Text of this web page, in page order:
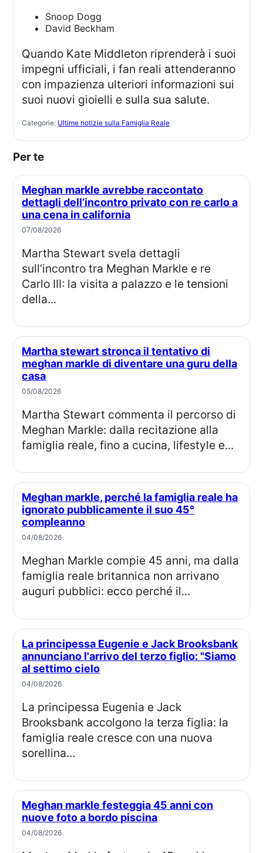
Snoop Dogg
David Beckham
Quando Kate Middleton riprenderà i suoi
impegni ufficiali, i fan reali attenderanno
con impazienza ulteriori informazioni sui
suoi nuovi gioielli e sulla sua salute.
Categorie: Ultime notizie sulla Famiglia Reale
Per te
Meghan markle avrebbe raccontato
dettagli dell’incontro privato con re carlo a
una cena in california
07/08/2026
Martha Stewart svela dettagli
sull’incontro tra Meghan Markle e re
Carlo III: la visita a palazzo e le tensioni
della...
Martha stewart stronca il tentativo di
meghan markle di diventare una guru della
casa
05/08/2026
Martha Stewart commenta il percorso di
Meghan Markle: dalla recitazione alla
famiglia reale, fino a cucina, lifestyle e...
Meghan markle, perché la famiglia reale ha
ignorato pubblicamente il suo 45°
compleanno
04/08/2026
Meghan Markle compie 45 anni, ma dalla
famiglia reale britannica non arrivano
auguri pubblici: ecco perché il...
La principessa Eugenie e Jack Brooksbank
annunciano l'arrivo del terzo figlio: "Siamo
al settimo cielo
04/08/2026
La principessa Eugenia e Jack
Brooksbank accolgono la terza figlia: la
famiglia reale cresce con una nuova
sorellina...
Meghan markle festeggia 45 anni con
nuove foto a bordo piscina
04/08/2026